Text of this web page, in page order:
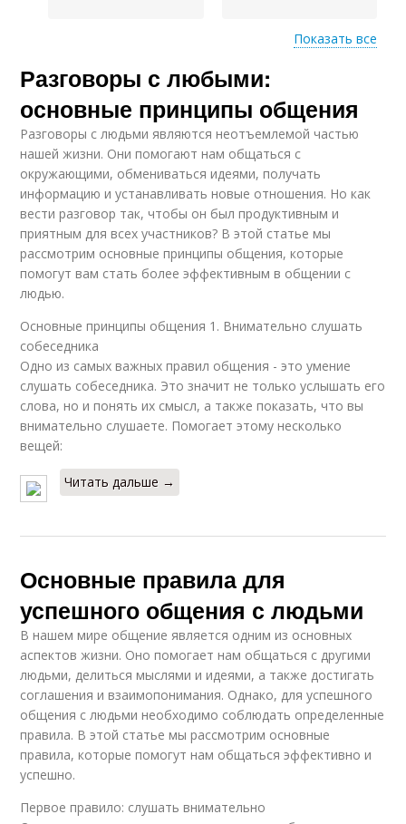
Активные
собеседники
Интересные
собеседники
Хороший разговор Успешный разговор
Отношения с
Показать все
Разговоры с любыми:
основные принципы общения
Разговоры с людьми являются неотъемлемой частью
нашей жизни. Они помогают нам общаться с
окружающими, обмениваться идеями, получать
информацию и устанавливать новые отношения. Но как
вести разговор так, чтобы он был продуктивным и
приятным для всех участников? В этой статье мы
рассмотрим основные принципы общения, которые
помогут вам стать более эффективным в общении с
людью.
Основные принципы общения 1. Внимательно слушать
собеседника
Одно из самых важных правил общения - это умение
слушать собеседника. Это значит не только услышать его
слова, но и понять их смысл, а также показать, что вы
внимательно слушаете. Помогает этому несколько
вещей:
Читать дальше →
Основные правила для
успешного общения с людьми
В нашем мире общение является одним из основных
аспектов жизни. Оно помогает нам общаться с другими
людьми, делиться мыслями и идеями, а также достигать
соглашения и взаимопонимания. Однако, для успешного
общения с людьми необходимо соблюдать определенные
правила. В этой статье мы рассмотрим основные
правила, которые помогут нам общаться эффективно и
успешно.
Первое правило: слушать внимательно